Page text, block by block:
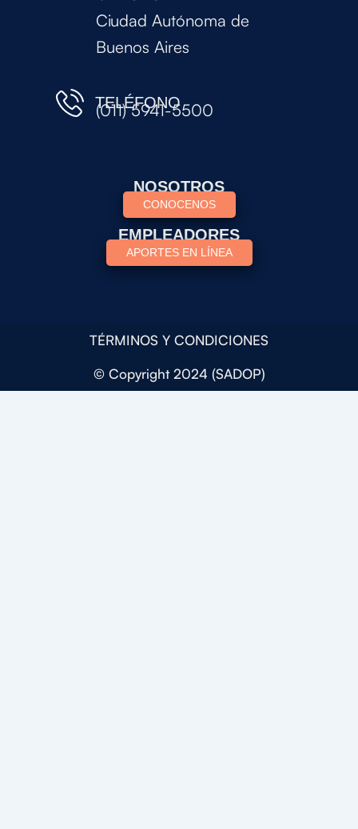
Ciudad Autónoma de
Buenos Aires
TELÉFONO
(011) 5941-5500
NOSOTROS
CONOCENOS
EMPLEADORES
APORTES EN LÍNEA
TÉRMINOS Y CONDICIONES
© Copyright 2024 (SADOP)